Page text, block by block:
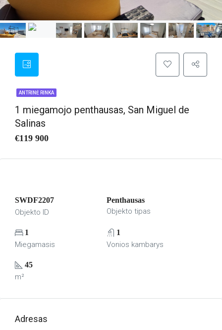
ANTRINĖ RINKA
1 miegamojo penthausas, San Miguel de
Salinas
€119 900
SWDF2207
Objekto ID
Penthausas
Objekto tipas
1
Miegamasis
1
Vonios kambarys
45
m²
Adresas